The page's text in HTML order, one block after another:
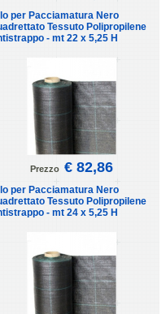
per Pacciamatura Nero
Tessuto Polipropilene
- mt 22 x 5,25 H
Prezzo € 82,86
per Pacciamatura Nero
Tessuto Polipropilene
- mt 24 x 5,25 H